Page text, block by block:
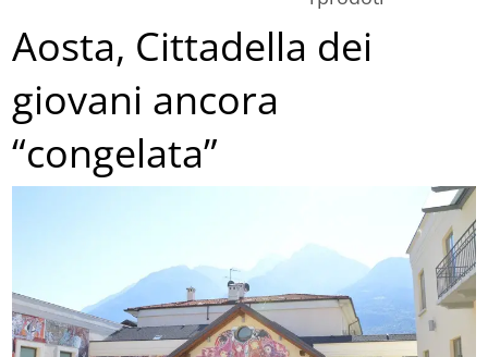
Aosta, Cittadella dei
giovani ancora
“congelata”